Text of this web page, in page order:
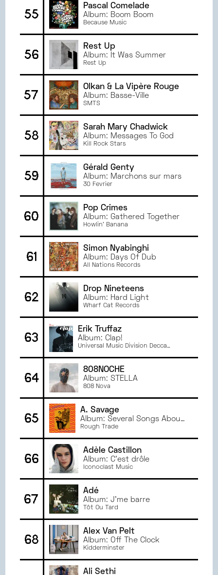
55
Pascal Comelade
Album: Boom Boom
Because Music
56
Rest Up
Album: It Was Summer
Rest Up
57
Olkan & La Vipère Rouge
Album: Basse-Ville
SMTS
58
Sarah Mary Chadwick
Album: Messages To God
Kill Rock Stars
59
Gérald Genty
Album: Marchons sur mars
30 Fevrier
60
Pop Crimes
Album: Gathered Together
Howlin' Banana
61
Simon Nyabinghi
Album: Days Of Dub
All Nations Records
62
Drop Nineteens
Album: Hard Light
Wharf Cat Records
63
Erik Truffaz
Album: Clap!
Universal Music Division Decca
64
808NOCHE
Album: STELLA
808 Nova
65
A. Savage
Album: Several Songs About
Fire
Rough Trade
66
Adèle Castillon
Album: C'est drôle
Iconoclast Music
67
Adé
Album: J'me barre
Tôt Ou Tard
68
Alex Van Pelt
Album: Off The Clock
Kidderminster
Ali Sethi